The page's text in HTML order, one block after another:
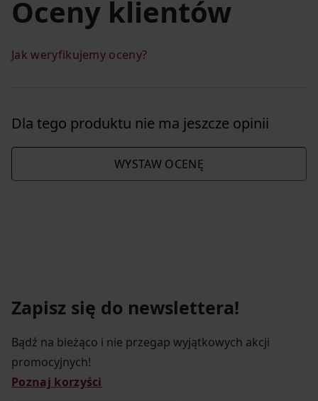
Oceny klientów
Jak weryfikujemy oceny?
Dla tego produktu nie ma jeszcze opinii
WYSTAW OCENĘ
Zapisz się do newslettera!
Bądź na bieżąco i nie przegap wyjątkowych akcji
promocyjnych!
Poznaj korzyści